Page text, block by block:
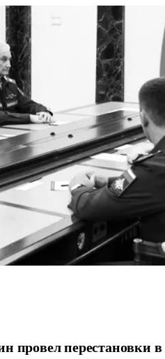
провел перестановки в